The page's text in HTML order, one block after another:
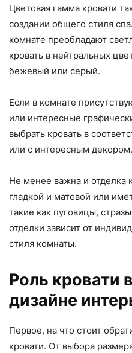
Цветовая гамма кровати
создании общего стиля
комнате преобладают
кровать в нейтральных
бежевый или серый.
Если в комнате
или интересные
выбрать кровать в
или с интересным декором.
Не менее важна и отделка
гладкой и матовой или
такие как пуговицы,
отделки зависит от
стиля комнаты.
Роль кровати
дизайне
Первое, на что стоит
кровати. От выбора